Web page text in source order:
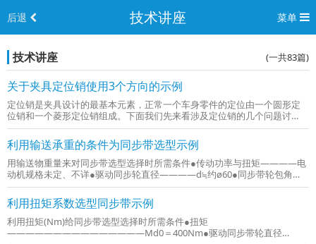
后退 技术讲座 菜单
技术讲座 (一共83篇)
关于夹具定位销使用3个方向的示例
定位销是夹具设计的最基本元素，正常一个车身零件的定位由一个圆形定
位销和一个菱形定位销组成。下面我们先来看涉及定位销的几个问题讨
论，以及对应的处理方法：关于在定位销适用3个方向的调整下图是我们在
设计中经常使用的标准：问题分析：•调整垫片直接和气缸进行连接，气缸
本...
利用输送承重的条件为同步带选型示例
用输送物重量来对同步带选型选择时所需条件●传动功率与扭矩————电
动机规格未定、不详●驱动同步轮直径————d≒约ø60●同步带轮包角
————————θ＝180°●同步带速度—————————V＝0.2m/s●轴
间距离—————————C＝5000mm●背面惰...
利用扭矩系数选型同步带示例
利用扭矩(Nm)给同步带选型选择时所需条件●扭矩
———————————————Md0＝400Nm●驱动同步带轮直径